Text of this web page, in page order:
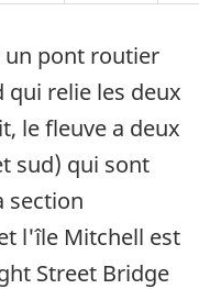
un pont routier
qui relie les deux
le fleuve a deux
sud) qui sont
section
l'île Mitchell est
Street Bridge